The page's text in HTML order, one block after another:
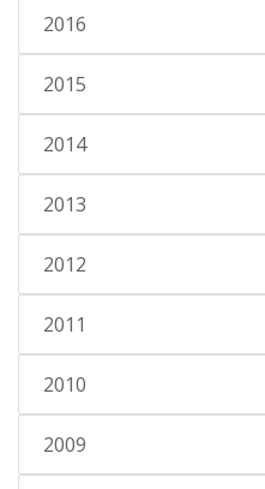
2016
2015
2014
2013
2012
2011
2010
2009